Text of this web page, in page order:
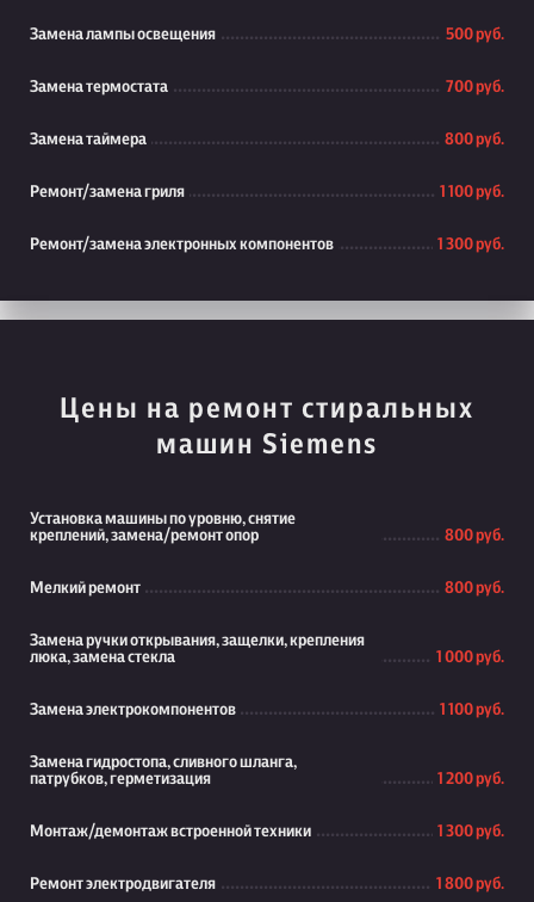
Замена лампы освещения 500 руб.
Замена термостата 700 руб.
Замена таймера 800 руб.
Ремонт/замена гриля 1 100 руб.
Ремонт/замена электронных компонентов 1 300 руб.
Цены на ремонт стиральных
машин Siemens
Установка машины по уровню, снятие
креплений, замена/ремонт опор
800 руб.
Мелкий ремонт 800 руб.
Замена ручки открывания, защелки, крепления
люка, замена стекла
1 000 руб.
Замена электрокомпонентов 1 100 руб.
Замена гидростопа, сливного шланга,
патрубков, герметизация
1 200 руб.
Монтаж/демонтаж встроенной техники 1 300 руб.
Ремонт электродвигателя 1 800 руб.